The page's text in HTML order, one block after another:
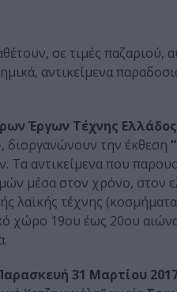
σε τιμές παζαριού,
αντικείμενα
Έργων Τέχνης Ελλάδος
, διοργανώνουν την έκθεση
αντικείμενα που
μέσα στον χρόνο, στον
λαϊκής τέχνης
χώρο 19ου έως 20ου
31 Μαρτίου